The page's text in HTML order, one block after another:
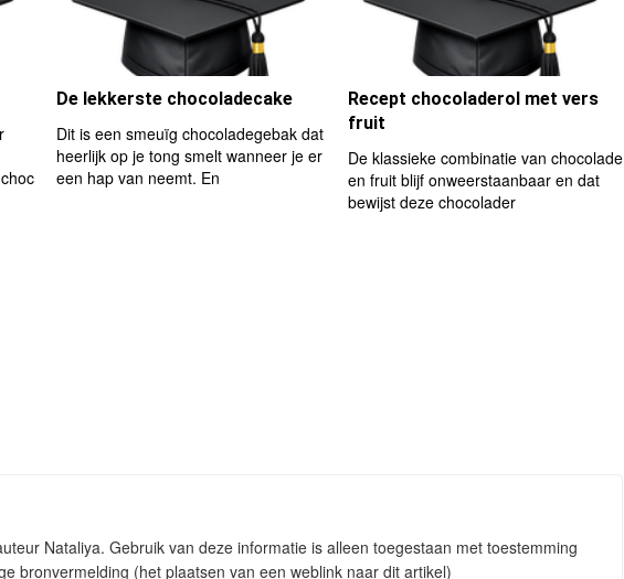
De lekkerste chocoladecake
Dit is een smeuïg chocoladegebak dat
heerlijk op je tong smelt wanneer je er
een hap van neemt. En
Recept chocoladerol met vers
fruit
De klassieke combinatie van chocolade
en fruit blijf onweerstaanbaar en dat
bewijst deze chocolader
Nataliya. Gebruik van deze informatie is alleen toegestaan met toestemming
bronvermelding (het plaatsen van een weblink naar dit artikel)